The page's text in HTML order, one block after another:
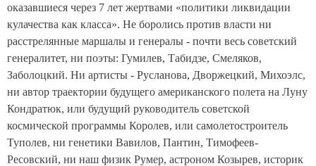
оказавшиеся через 7 лет жертвами «политики ликвидации
кулачества как класса». Не боролись против власти ни
расстрелянные маршалы и генералы - почти весь советский
генералитет, ни поэты: Гумилев, Табидзе, Смеляков,
Заболоцкий. Ни артисты - Русланова, Дворжецкий, Михоэлс,
ни автор траектории будущего американского полета на Луну
Кондратюк, или будущий руководитель советской
космической программы Королев, или самолетостроитель
Туполев, ни генетики Вавилов, Пантин, Тимофеев-
Ресовский, ни наш физик Румер, астроном Козырев, историк